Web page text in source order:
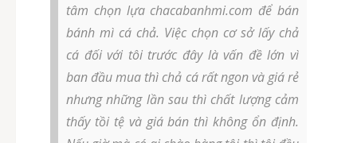
tâm chọn lựa chacabanhmi.com để bán
bánh mì cá chả. Việc chọn cơ sở lấy chả
cá đối với tôi trước đây là vấn đề lớn vì
ban đầu mua thì chả cá rất ngon và giá rẻ
nhưng những lần sau thì chất lượng cảm
thấy tồi tệ và giá bán thì không ổn định.